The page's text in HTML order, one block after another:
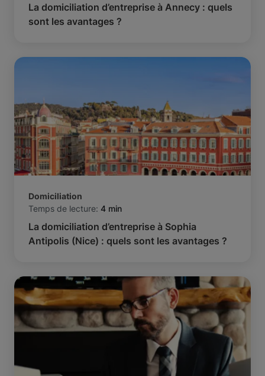
La domiciliation d’entreprise à Annecy : quels
sont les avantages ?
Domiciliation
Temps de lecture: 4 min
La domiciliation d’entreprise à Sophia
Antipolis (Nice) : quels sont les avantages ?